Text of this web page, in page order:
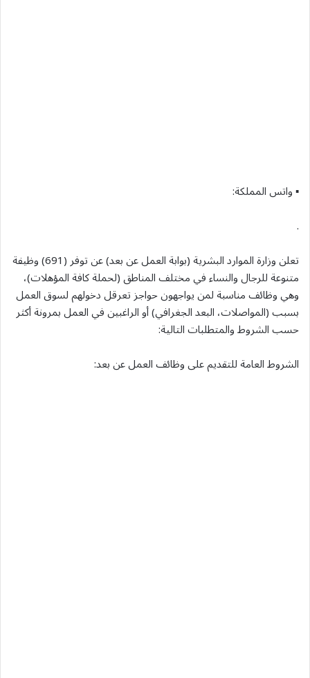
▪︎ واتس المملكة:
.
تعلن وزارة الموارد البشرية (بوابة العمل عن بعد) عن توفر (691) وظيفة
متنوعة للرجال والنساء في مختلف المناطق (لحملة كافة المؤهلات)،
وهي وظائف مناسبة لمن يواجهون حواجز تعرقل دخولهم لسوق العمل
بسبب (المواصلات، البعد الجغرافي) أو الراغبين في العمل بمرونة أكثر
حسب الشروط والمتطلبات التالية:
الشروط العامة للتقديم على وظائف العمل عن بعد: